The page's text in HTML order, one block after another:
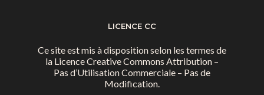
LICENCE CC
Ce site est mis à disposition selon les termes de
la Licence Creative Commons Attribution –
Pas d’Utilisation Commerciale – Pas de
Modification.